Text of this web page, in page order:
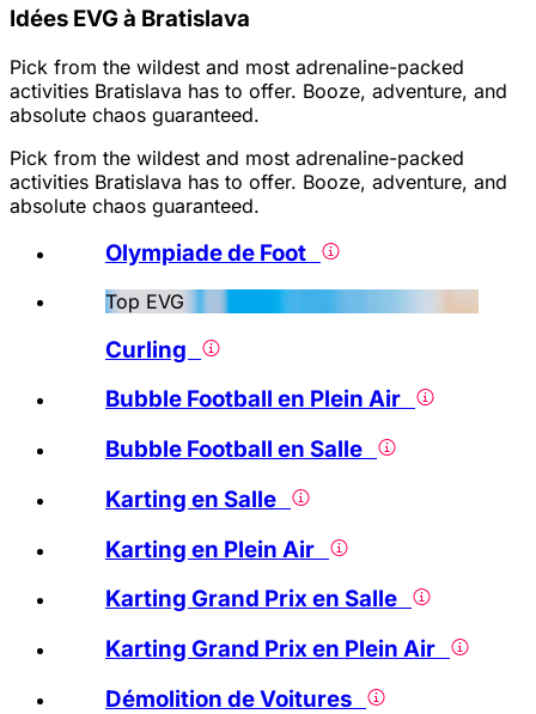
Idées EVG à Bratislava
Pick from the wildest and most adrenaline-packed
activities Bratislava has to offer. Booze, adventure, and
absolute chaos guaranteed.
Pick from the wildest and most adrenaline-packed
activities Bratislava has to offer. Booze, adventure, and
absolute chaos guaranteed.
Olympiade de Foot
Top EVG
Curling
Bubble Football en Plein Air
Bubble Football en Salle
Karting en Salle
Karting en Plein Air
Karting Grand Prix en Salle
Karting Grand Prix en Plein Air
Démolition de Voitures